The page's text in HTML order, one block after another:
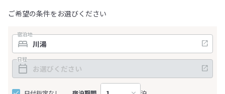
ご希望の条件をお選びください
宿泊地
日程